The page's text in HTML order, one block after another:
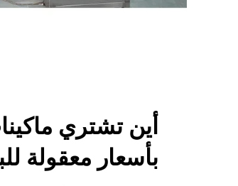
أين تشتري
بأسعار معقولة